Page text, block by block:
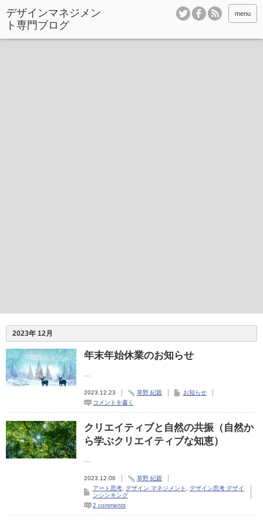
デザインマネジメン
ト専門ブログ
menu
2023年 12月
年末年始休業のお知らせ
2023.12.23 草野 紀親
お知らせ
コメントを書く
クリエイティブと自然の共振（自然か
ら学ぶクリエイティブな知恵）
2023.12.06
草野 紀親
アート思考, デザイン マネジメント
デザイン思考 デザイ
ンシンキング
2 comments